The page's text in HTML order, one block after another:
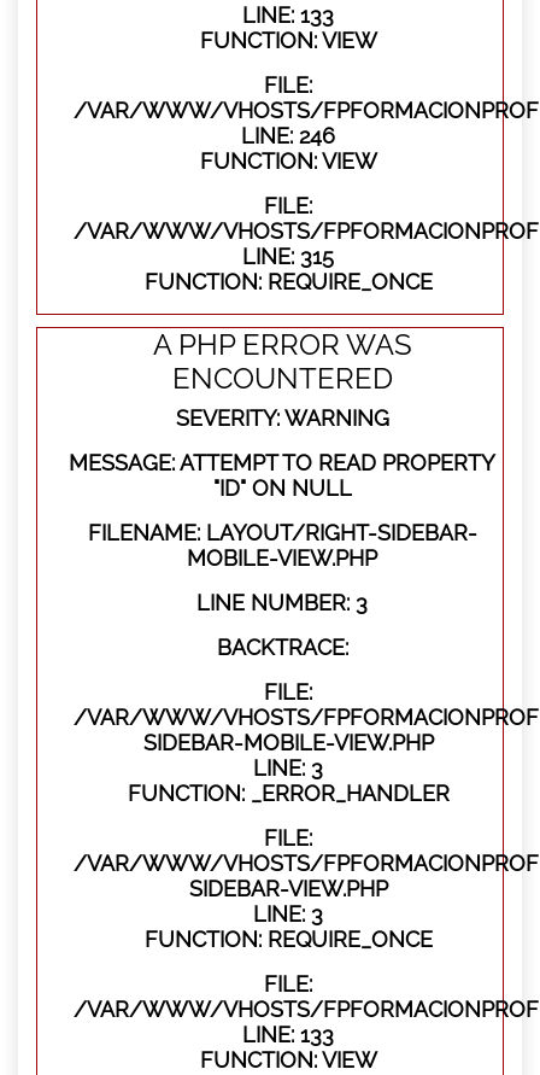
LINE: 133
FUNCTION: VIEW
FILE:
/VAR/WWW/VHOSTS/
LINE: 246
FUNCTION: VIEW
FILE:
/VAR/WWW/VHOSTS/
LINE: 315
FUNCTION: REQUIRE_ONCE
A PHP ERROR WAS
ENCOUNTERED
SEVERITY: WARNING
MESSAGE: ATTEMPT TO READ PROPERTY
"ID" ON NULL
FILENAME: LAYOUT/RIGHT-SIDEBAR-
MOBILE-VIEW.PHP
LINE NUMBER: 3
BACKTRACE:
FILE:
/VAR/WWW/VHOSTS/
SIDEBAR-MOBILE-VIEW.PHP
LINE: 3
FUNCTION: _ERROR_HANDLER
FILE:
/VAR/WWW/VHOSTS/
SIDEBAR-VIEW.PHP
LINE: 3
FUNCTION: REQUIRE_ONCE
FILE:
/VAR/WWW/VHOSTS/
LINE: 133
FUNCTION: VIEW